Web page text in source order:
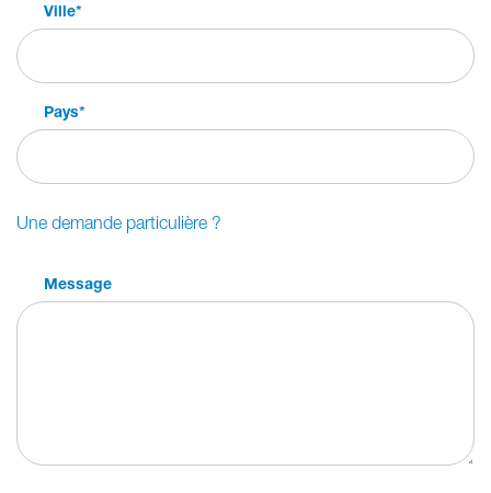
Ville*
Pays*
Une demande particulière ?
Message